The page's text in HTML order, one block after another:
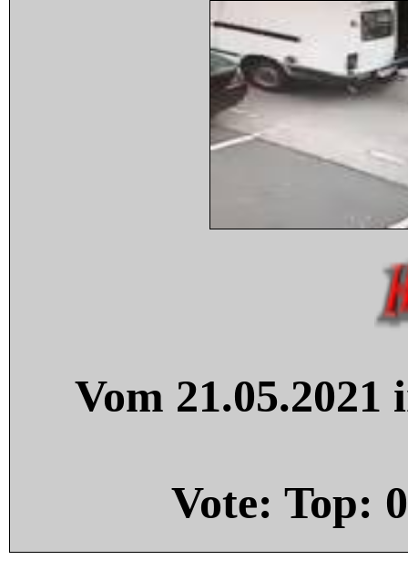
Vom
Vote: Top: 0